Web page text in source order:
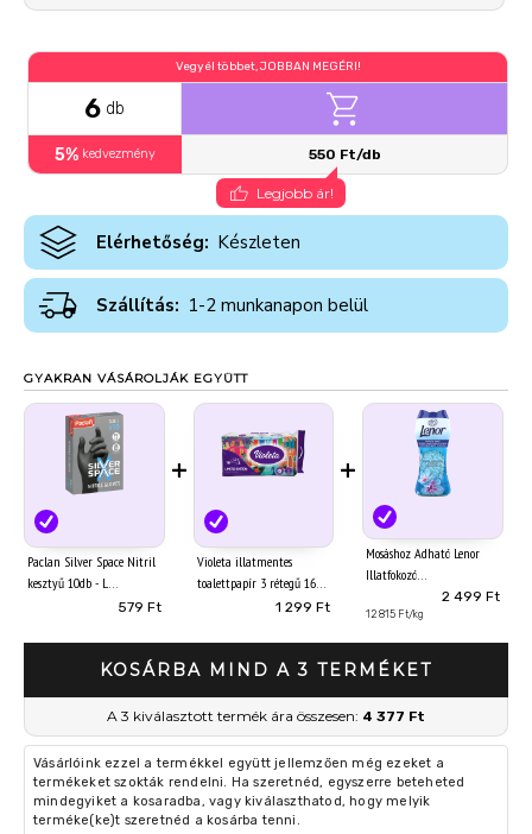
Vegyél többet, JOBBAN MEGÉRI!
6 db
5% kedvezmény 550 Ft/db
Legjobb ár!
Elérhetőség: Készleten
Szállítás: 1-2 munkanapon belül
GYAKRAN VÁSÁROLJÁK EGYÜTT
Paclan Silver Space Nitril
kesztyű 10db - L
579 Ft
+
Violeta illatmentes
toalettpapír 3 rétegű 16
tekercs Limited Edition
1 299 Ft
+
Mosáshoz Adható Lenor
Illatfokozó
Parfümgyöngyök
195gSpring Awakening
2 499 Ft
12 815 Ft/kg
KOSÁRBA MIND A 3 TERMÉKET
A 3 kiválasztott termék ára összesen: 4 377 Ft
Vásárlóink ezzel a termékkel együtt jellemzően még ezeket a
termékeket szokták rendelni. Ha szeretnéd, egyszerre beteheted
mindegyiket a kosaradba, vagy kiválaszthatod, hogy melyik
terméke(ke)t szeretnéd a kosárba tenni.